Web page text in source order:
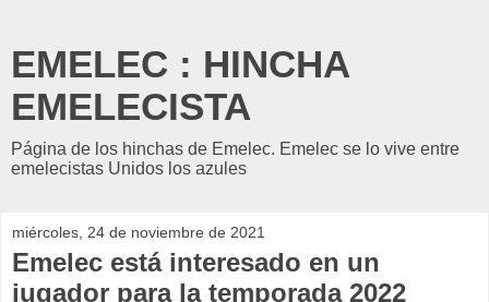
EMELEC : HINCHA
EMELECISTA
Página de los hinchas de Emelec. Emelec se lo vive entre
emelecistas Unidos los azules
miércoles, 24 de noviembre de 2021
Emelec está interesado en un
jugador para la temporada 2022